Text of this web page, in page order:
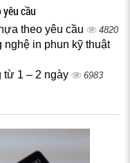
cầu
theo yêu cầu 4820
in phun kỹ thuật
từ 1 – 2 ngày 6983